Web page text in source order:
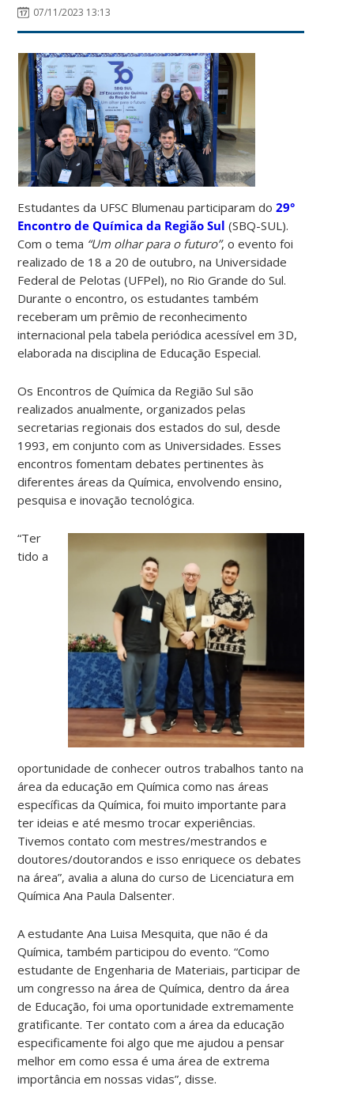
07/11/2023 13:13
Estudantes da UFSC Blumenau participaram do29°
Encontro de Química da Região Sul (SBQ-SUL).
Com o tema “Um olhar para o futuro”, o evento foi
realizado de 18 a 20 de outubro, na Universidade
Federal de Pelotas (UFPel), no Rio Grande do Sul.
Durante o encontro, os estudantes também
receberam um prêmio de reconhecimento
internacional pela tabela periódica acessível em 3D,
elaborada na disciplina de Educação Especial.
Os Encontros de Química da Região Sul são
realizados anualmente, organizados pelas
secretarias regionais dos estados do sul, desde
1993, em conjunto com as Universidades. Esses
encontros fomentam debates pertinentes às
diferentes áreas da Química, envolvendo ensino,
pesquisa e inovação tecnológica.
“Ter
tido a
oportunidade de conhecer outros trabalhos tanto na
área da educação em Química como nas áreas
específicas da Química, foi muito importante para
ter ideias e até mesmo trocar experiências.
Tivemos contato com mestres/mestrandos e
doutores/doutorandos e isso enriquece os debates
na área”, avalia a aluna do curso de Licenciatura em
Química Ana Paula Dalsenter.
A estudante Ana Luisa Mesquita, que não é da
Química, também participou do evento. “Como
estudante de Engenharia de Materiais, participar de
um congresso na área de Química, dentro da área
de Educação, foi uma oportunidade extremamente
gratificante. Ter contato com a área da educação
especificamente foi algo que me ajudou a pensar
melhor em como essa é uma área de extrema
importância em nossas vidas”, disse.